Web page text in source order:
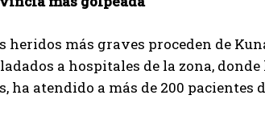
heridos más graves proceden de
a hospitales de la zona,
ha atendido a más de 200 pacientes